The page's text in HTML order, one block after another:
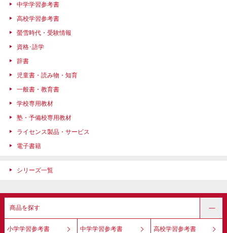
中学学習参考書
高校学習参考書
螢雪時代・受験情報
資格･語学
辞書
児童書・読み物・知育
一般書・教育書
学校専用教材
塾・予備校専用教材
ライセンス製品・サービス
電子書籍
シリーズ一覧
商品を探す
小学学習参考書 中学学習参考書 高校学習参考書